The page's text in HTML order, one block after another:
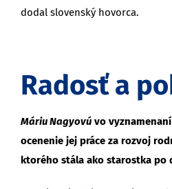
dodal slovenský hovorca.
Radosť a
Máriu Nagyovú vo
ocenenie jej práce za rozvoj
ktorého stála ako starostka po